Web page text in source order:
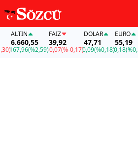
ALTIN
6.660,55
167,96(%2,59)
FAİZ
39,92
-0,07(%-0,17)
DOLAR
47,71
0,09(%0,18)
EURO
55,19
0,18(%0,32)